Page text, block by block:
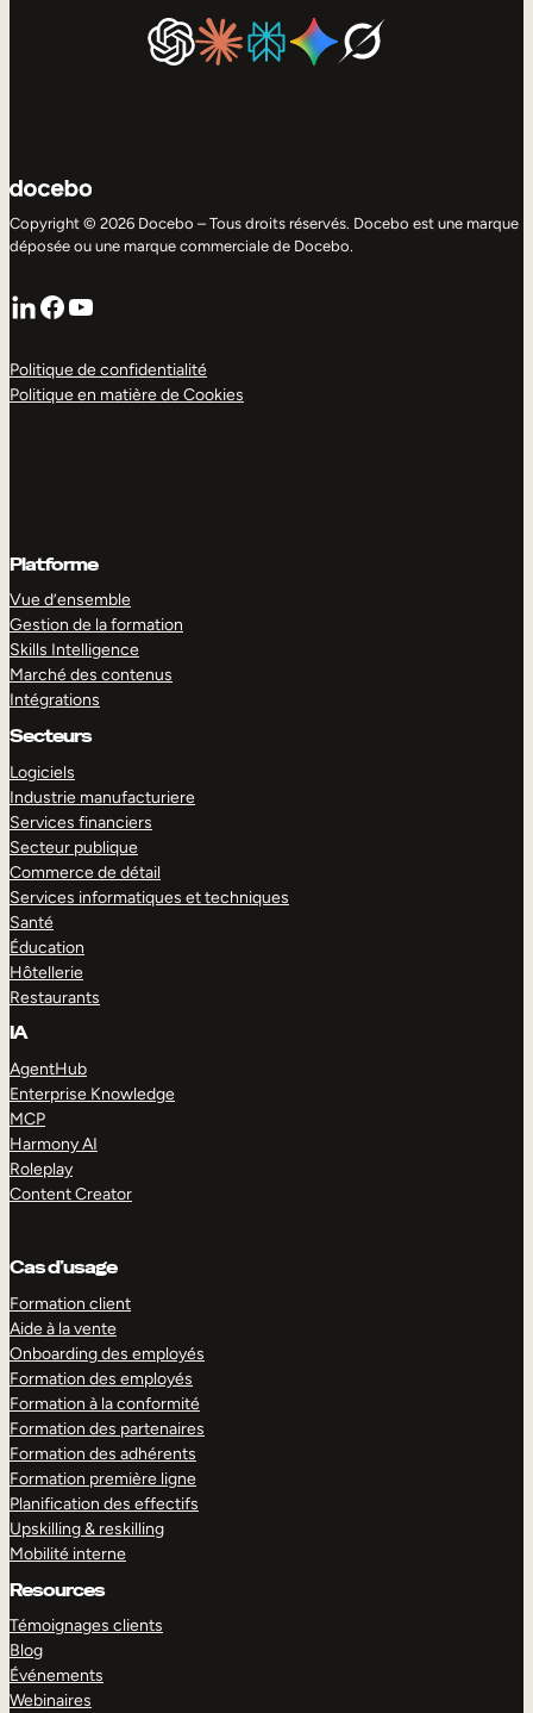
Copyright © 2026 Docebo – Tous droits réservés. Docebo est une marque
déposée ou une marque commerciale de Docebo.
LinkedIn
Facebook
YouTube
Politique de confidentialité
Politique en matière de Cookies
Platforme
Vue d’ensemble
Gestion de la formation
Skills Intelligence
Marché des contenus
Intégrations
Secteurs
Logiciels
Industrie manufacturiere
Services financiers
Secteur publique
Commerce de détail
Services informatiques et techniques
Santé
Éducation
Hôtellerie
Restaurants
IA
AgentHub
Enterprise Knowledge
MCP
Harmony AI
Roleplay
Content Creator
Cas d’usage
Formation client
Aide à la vente
Onboarding des employés
Formation des employés
Formation à la conformité
Formation des partenaires
Formation des adhérents
Formation première ligne
Planification des effectifs
Upskilling & reskilling
Mobilité interne
Resources
Témoignages clients
Blog
Événements
Webinaires